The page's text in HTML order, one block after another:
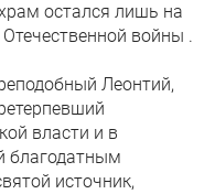
остался лишь на
войны .
Леонтий,
власти и в
благодатным
источник,